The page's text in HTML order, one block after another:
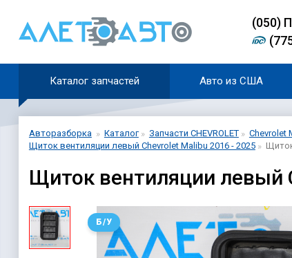
(050)
Каталог запчастей Авто из США
Авторазборка Каталог Запчасти CHEVROLET Chevrolet
Щиток вентиляции левый Chevrolet Malibu 2016 - 2025
Щиток вентиляции левый
Б/У